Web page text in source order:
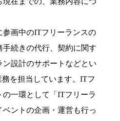
参画中のITフリーランスの
続きの代行、契約に関す
設計のサポートなどとい
を担当しています。ITフ
一環として「ITフリーラ
ントの企画・運営も行っ